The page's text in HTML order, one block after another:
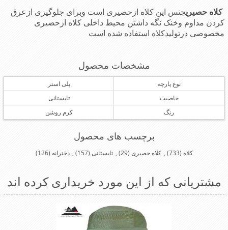
کلاه حصیریجنس این کلاه ازحصیری است وبرای جلوگیری ازعرق
کردن مداوم وخنک نگه داشتن محیط داخلی کلاه ازحصیری
مخصوصی درتولیدکلاه استفاده شده است
مشخصات محصول
نوع پارچه
پلی استر
خاصیت
تابستانی
رنگ
کرم روشن
برچسب های محصول
کلاه (733)
, کلاه حصیری (29)
, تابستانی (157)
, دخترانه (126)
مشتریانی که از این مورد خریداری کرده اند